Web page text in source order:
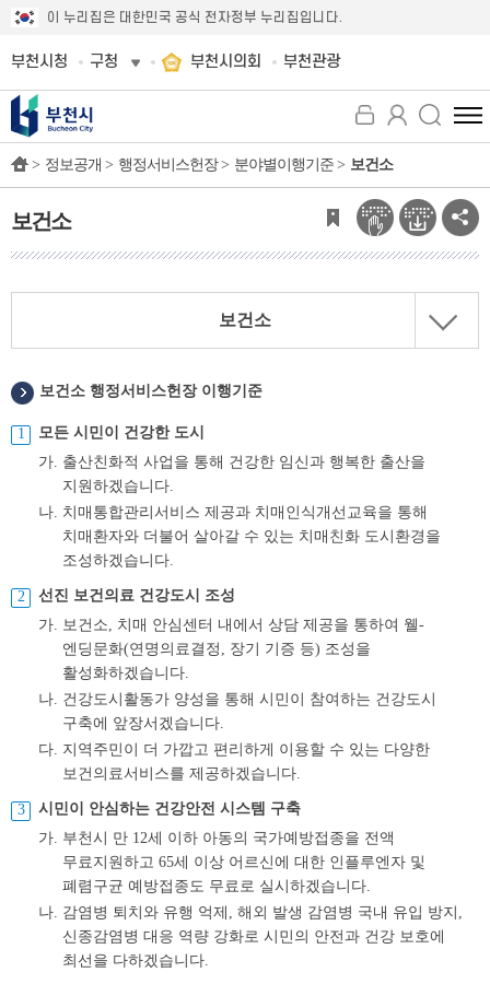
이 누리집은 대한민국 공식 전자정부 누리집입니다.
부천시청 구청 부천시의회 부천관광
전
체
뉴
보
기
> 정보공개 > 행정서비스헌장 > 분야별이행기준 > 보건소
보건소
보건소
보건소 행정서비스헌장 이행기준
모든 시민이 건강한 도시
가. 출산친화적 사업을 통해 건강한 임신과 행복한 출산을
지원하겠습니다.
나. 치매통합관리서비스 제공과 치매인식개선교육을 통해
치매환자와 더불어 살아갈 수 있는 치매친화 도시환경을
조성하겠습니다.
선진 보건의료 건강도시 조성
가. 보건소, 치매 안심센터 내에서 상담 제공을 통하여 웰-
엔딩문화(연명의료결정, 장기 기증 등) 조성을
활성화하겠습니다.
나. 건강도시활동가 양성을 통해 시민이 참여하는 건강도시
구축에 앞장서겠습니다.
다. 지역주민이 더 가깝고 편리하게 이용할 수 있는 다양한
보건의료서비스를 제공하겠습니다.
시민이 안심하는 건강안전 시스템 구축
가. 부천시 만 12세 이하 아동의 국가예방접종을 전액
무료지원하고 65세 이상 어르신에 대한 인플루엔자 및
폐렴구균 예방접종도 무료로 실시하겠습니다.
나. 감염병 퇴치와 유행 억제, 해외 발생 감염병 국내 유입 방지,
신종감염병 대응 역량 강화로 시민의 안전과 건강 보호에
최선을 다하겠습니다.